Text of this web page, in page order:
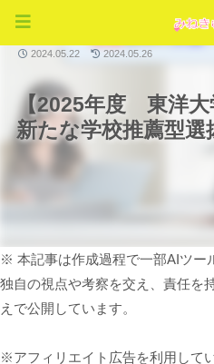
【2025年度 東洋大
新たな学校推薦型選
時事ネタ
2024.05.22 2024.05.26
※ 本記事は作成過程で一部AIツー
独自の視点や考察を交え、責任を
えで公開しています。
※アフィリエイト広告を利用して